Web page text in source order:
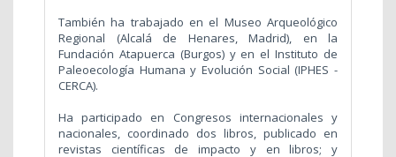
También ha trabajado en el Museo Arqueológico
Regional (Alcalá de Henares, Madrid), en la
Fundación Atapuerca (Burgos) y en el Instituto de
Paleoecología Humana y Evolución Social (IPHES -
CERCA).
Ha participado en Congresos internacionales y
nacionales, coordinado dos libros, publicado en
revistas científicas de impacto y en libros; y